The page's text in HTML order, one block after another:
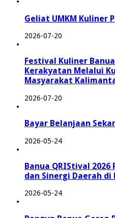
Geliat UMKM Kuliner
2026-07-20
Festival Kuliner
Kerakyatan Melalui
Masyarakat
2026-07-20
Bayar Belanjaan
2026-05-24
Banua QRIStival
dan Sinergi Daerah
2026-05-24